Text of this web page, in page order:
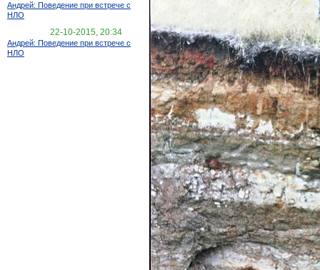
Андрей: Поведение при встрече с
НЛО
22-10-2015, 20:34
Андрей: Поведение при встрече с
НЛО